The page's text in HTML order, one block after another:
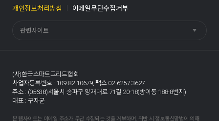
개인정보처리방침 이메일무단수집거부
관련사이트
(사)한국스마트그리드협회
사업자등록번호 : 109-82-10679, 팩스:02-6257-3627
주소 : (05638)서울시 송파구 양재대로 71길 20-18(방이동 188-8번지)
대표 : 구자균
본 웹사이트는 이메일 주소가 무단 수집되는 것을 거부하며, 위반 시 정보통신망법에 의해